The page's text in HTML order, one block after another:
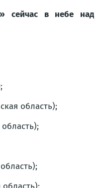
сейчас в небе над
область);